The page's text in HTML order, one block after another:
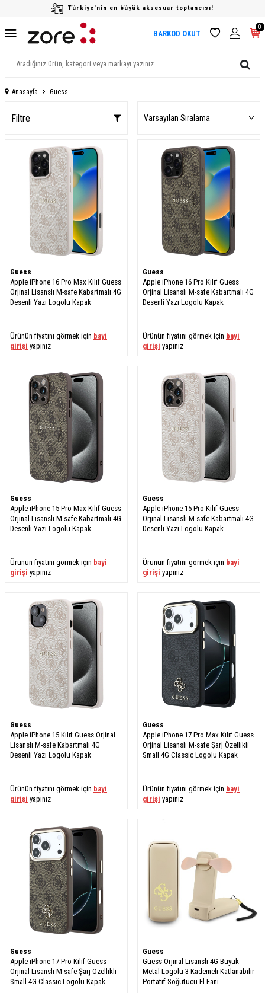
Türkiye'nin en büyük aksesuar toptancısı!
BARKOD OKUT
0
Anasayfa Guess
Filtre
Guess
Apple iPhone 16 Pro Max Kılıf Guess
Orjinal Lisanslı M-safe Kabartmalı 4G
Desenli Yazı Logolu Kapak
Ürünün fiyatını görmek için bayi
girişi yapınız
Guess
Apple iPhone 16 Pro Kılıf Guess
Orjinal Lisanslı M-safe Kabartmalı 4G
Desenli Yazı Logolu Kapak
Ürünün fiyatını görmek için bayi
girişi yapınız
Guess
Apple iPhone 15 Pro Max Kılıf Guess
Orjinal Lisanslı M-safe Kabartmalı 4G
Desenli Yazı Logolu Kapak
Ürünün fiyatını görmek için bayi
girişi yapınız
Guess
Apple iPhone 15 Pro Kılıf Guess
Orjinal Lisanslı M-safe Kabartmalı 4G
Desenli Yazı Logolu Kapak
Ürünün fiyatını görmek için bayi
girişi yapınız
Guess
Apple iPhone 15 Kılıf Guess Orjinal
Lisanslı M-safe Kabartmalı 4G
Desenli Yazı Logolu Kapak
Ürünün fiyatını görmek için bayi
girişi yapınız
Guess
Apple iPhone 17 Pro Max Kılıf Guess
Orjinal Lisanslı M-safe Şarj Özellikli
Small 4G Classic Logolu Kapak
Ürünün fiyatını görmek için bayi
girişi yapınız
Guess
Apple iPhone 17 Pro Kılıf Guess
Orjinal Lisanslı M-safe Şarj Özellikli
Small 4G Classic Logolu Kapak
Guess
Guess Orjinal Lisanslı 4G Büyük
Metal Logolu 3 Kademeli Katlanabilir
Portatif Soğutucu El Fanı